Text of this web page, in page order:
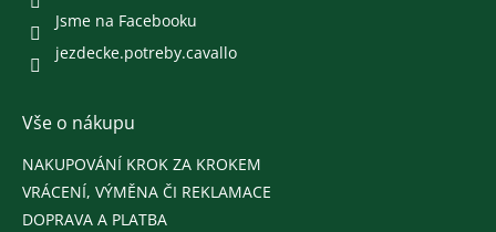
Jsme na Facebooku
jezdecke.potreby.cavallo
Vše o nákupu
NAKUPOVÁNÍ KROK ZA KROKEM
VRÁCENÍ, VÝMĚNA ČI REKLAMACE
DOPRAVA A PLATBA